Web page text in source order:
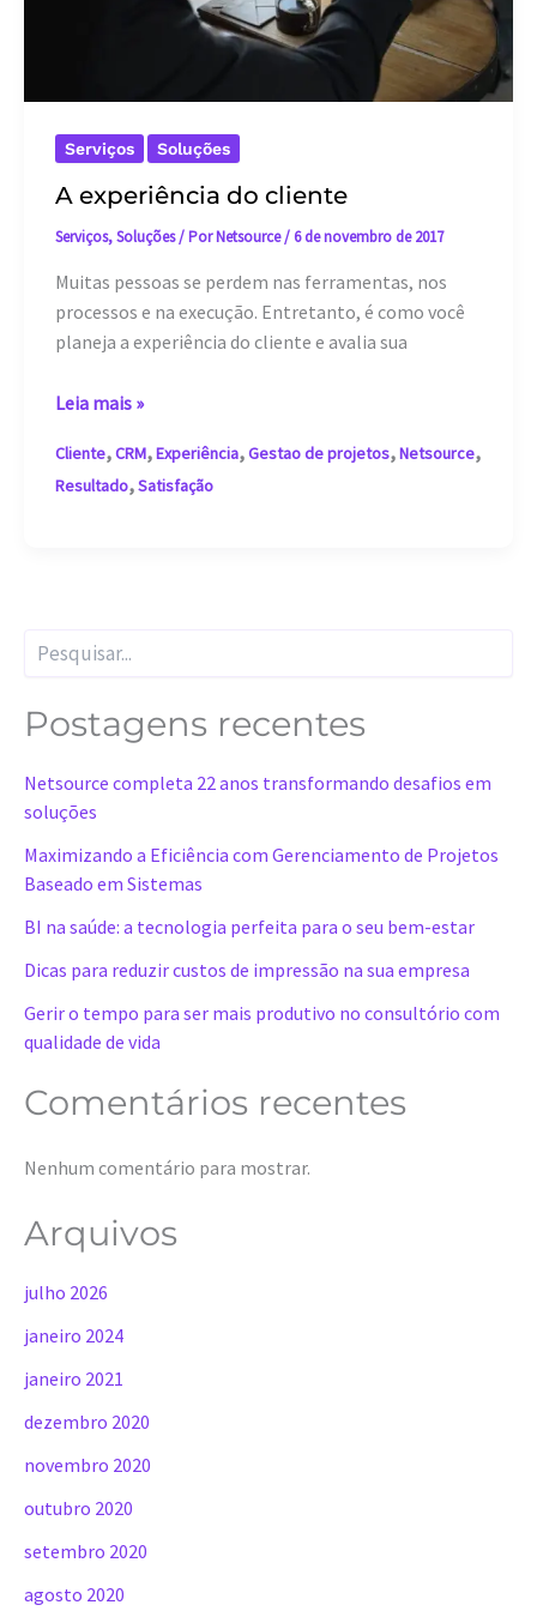
Serviços Soluções
A experiência do cliente
Serviços,Soluções/ PorNetsource/6 de novembro de 2017
Muitas pessoas se perdem nas ferramentas, nos
processos e na execução. Entretanto, é como você
planeja a experiência do cliente e avalia sua
A
do
cliente
Leia mais »
Cliente,CRM,Experiência,Gestao de projetos,Netsource,
Resultado,Satisfação
q
u
s
a
Postagens recentes
Netsource completa 22 anos transformando desafios em
soluções
Maximizando a Eficiência com Gerenciamento de Projetos
Baseado em Sistemas
BI na saúde: a tecnologia perfeita para o seu bem-estar
Dicas para reduzir custos de impressão na sua empresa
Gerir o tempo para ser mais produtivo no consultório com
qualidade de vida
Comentários recentes
Nenhum comentário para mostrar.
Arquivos
julho 2026
janeiro 2024
janeiro 2021
dezembro 2020
novembro 2020
outubro 2020
setembro 2020
agosto 2020